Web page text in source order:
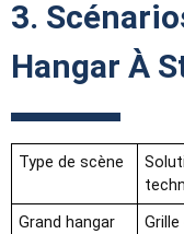
3.
Hangar À
Type de scène
Grand hangar